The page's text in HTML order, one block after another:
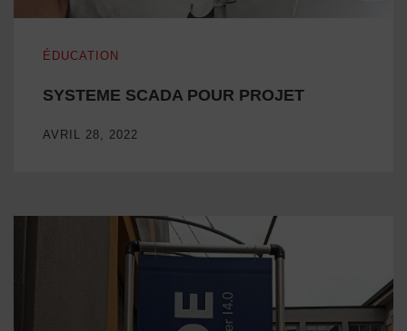
ÉDUCATION
SYSTEME SCADA POUR PROJET
AVRIL 28, 2022